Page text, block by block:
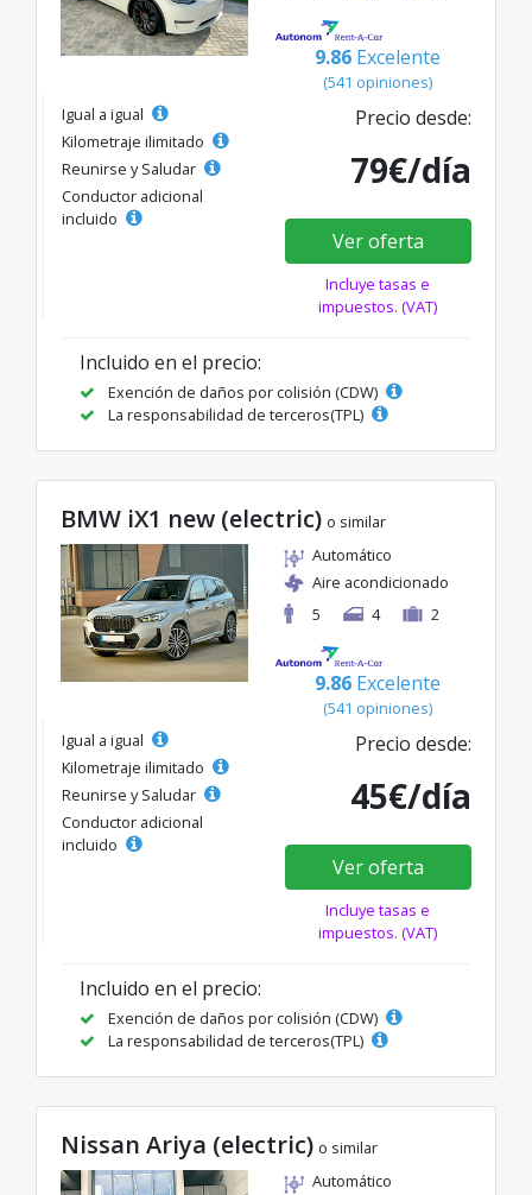
9.86 Excelente
(541 opiniones)
Igual a igual
Kilometraje ilimitado
Reunirse y Saludar
Conductor adicional
incluido
Precio desde:
79€/día
Ver oferta
Incluye tasas e
impuestos. (VAT)
Incluido en el precio:
Exención de daños por colisión (CDW)
La responsabilidad de terceros(TPL)
BMW iX1 new (electric) o similar
Automático
Aire acondicionado
5
4 2
9.86 Excelente
(541 opiniones)
Igual a igual
Kilometraje ilimitado
Reunirse y Saludar
Conductor adicional
incluido
Precio desde:
45€/día
Ver oferta
Incluye tasas e
impuestos. (VAT)
Incluido en el precio:
Exención de daños por colisión (CDW)
La responsabilidad de terceros(TPL)
Nissan Ariya (electric) o similar
Automático